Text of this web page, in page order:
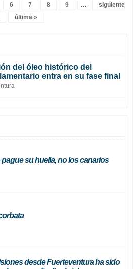
6 7 8 9 …
siguiente
última »
del óleo histórico del
entra en su fase final
pague su huella, no los canarios
desde Fuerteventura ha sido